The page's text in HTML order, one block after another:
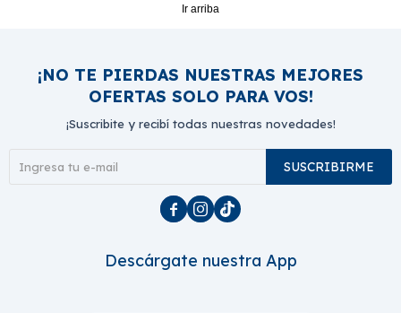
Ir arriba
¡NO TE PIERDAS NUESTRAS MEJORES
OFERTAS SOLO PARA VOS!
¡Suscribite y recibí todas nuestras novedades!
SUSCRIBIRME
  
Descárgate nuestra App